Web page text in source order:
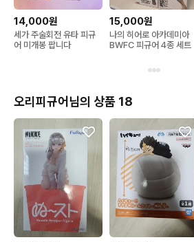
14,000원
세가 주술회전 유타 피규
어 미개봉 팝니다
15,000원
나의 히어로 아카데미아
BWFC 피규어 4종 세트
오리피규어님의 상품 18